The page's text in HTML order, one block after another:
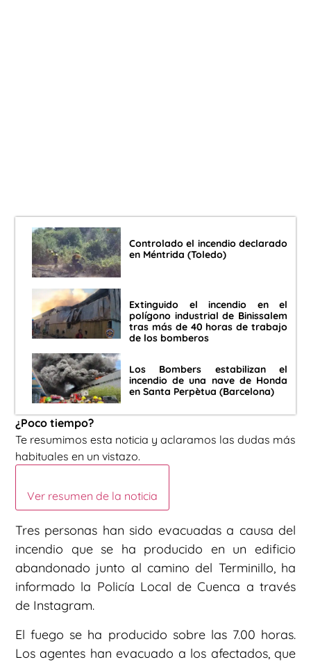
Controlado el incendio declarado
en Méntrida (Toledo)
Extinguido el incendio en el
polígono industrial de Binissalem
tras más de 40 horas de trabajo
de los bomberos
Los Bombers estabilizan el
incendio de una nave de Honda
en Santa Perpètua (Barcelona)
¿Poco tiempo?
Te resumimos esta noticia y aclaramos las dudas más
habituales en un vistazo.
Ver resumen de la noticia
Tres personas han sido evacuadas a causa del
incendio que se ha producido en un edificio
abandonado junto al camino del Terminillo, ha
informado la Policía Local de Cuenca a través
de Instagram.
El fuego se ha producido sobre las 7.00 horas.
Los agentes han evacuado a los afectados, que